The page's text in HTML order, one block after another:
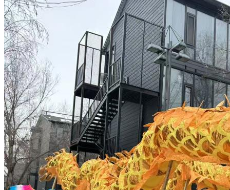
汗血马助力新疆文旅
伊犁州霍城古城巡游
北屯市185团巡游 伊犁霍城县晃晃
村巡游
阿勒泰北屯市巡游 阿勒泰布尔津县巡游
伊犁州
察布查尔县巡游
伊犁昭苏巡游 赛里木湖巡游
园区风采
野马美术馆
陨石 胡杨 硅化木 客房 园区 汗血马基地 F座
大厅 国家记忆A馆 国家记忆B馆 红山玉馆 酒店大厅 料
场餐厅 健身房 办公区域 小厨 酒窖
精彩视频
丝路驿站·野马激光秀 寻味腊八 欢聚暖冬
繁